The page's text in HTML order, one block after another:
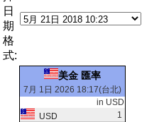
日
期
格
式:
美金 匯率
7月 1日 2026 18:17(台北)
in USD
USD
1